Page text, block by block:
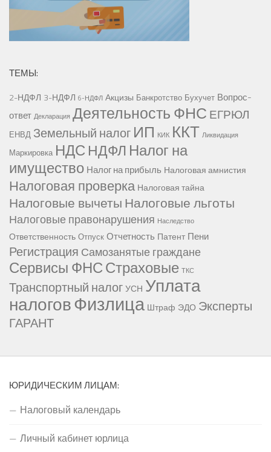
ТЕМЫ:
2-НДФЛ 3-НДФЛ 6-НДФЛ Акцизы Банкротство Бухучет Вопрос-
ответ Декларация Деятельность ФНС ЕГРЮЛ
ЕНВД Земельный налог ИП КИК ККТ Ликвидация
Маркировка НДС НДФЛ Налог на
имущество Налог на прибыль Налоговая амнистия
Налоговая проверка Налоговая тайна
Налоговые вычетыНалоговые льготы
Налоговые правонарушения Наследство
Ответственность Отпуск Отчетность Патент Пени
Регистрация Самозанятые граждане
Сервисы ФНССтраховые ТКС
Транспортный налогУСН Уплата
налоговФизлица Штраф ЭДО Эксперты
ГАРАНТ
ЮРИДИЧЕСКИМ ЛИЦАМ:
Налоговый календарь
Личный кабинет юрлица